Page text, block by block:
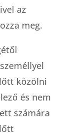
az
meg.
közölni
és nem
számára